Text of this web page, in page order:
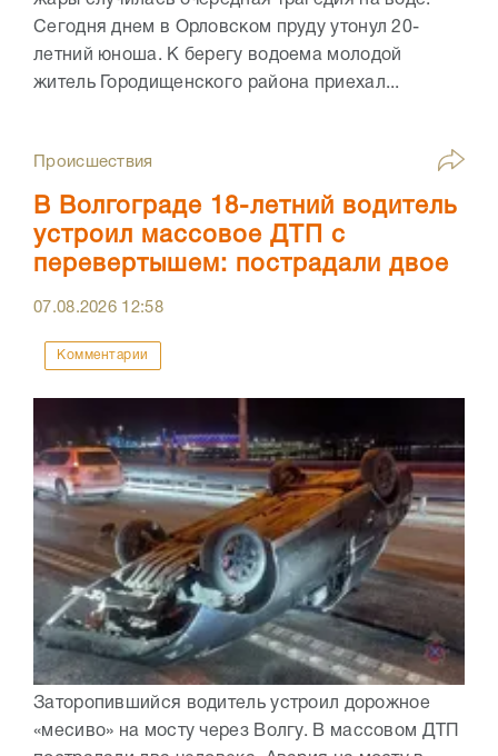
Сегодня днем в Орловском пруду утонул 20-
летний юноша. К берегу водоема молодой
житель Городищенского района приехал...
Происшествия
В Волгограде 18-летний водитель
устроил массовое ДТП с
перевертышем: пострадали двое
07.08.2026 12:58
Комментарии
Заторопившийся водитель устроил дорожное
«месиво» на мосту через Волгу. В массовом ДТП